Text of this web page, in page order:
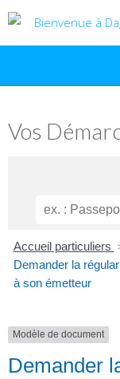
Vos
Accueil particuliers
Demander la
à son émetteur
Modèle de document
Demander